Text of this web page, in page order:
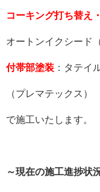
コーキング打ち替え
オートンイクシード
付帯部塗装 ：タテイ
（プレマテックス）
で施工いたします。
～現在の施工進捗状